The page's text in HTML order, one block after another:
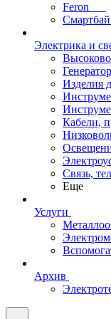
Feron
Смартбай
Электрика и
Изделия
Кабели,
Связь,
Еще
Услуги
Архив